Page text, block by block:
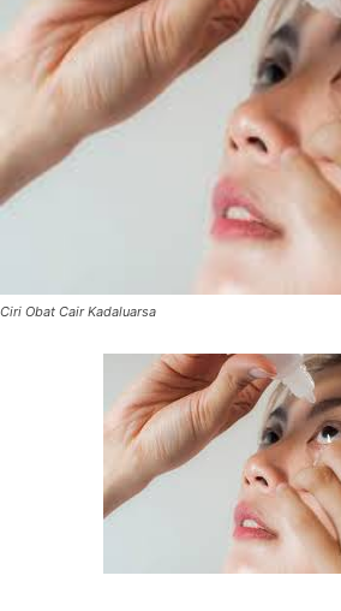
Ciri Obat Cair Kadaluarsa